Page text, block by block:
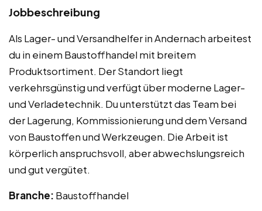
Jobbeschreibung
Als Lager- und Versandhelfer in Andernach arbeitest
du in einem Baustoffhandel mit breitem
Produktsortiment. Der Standort liegt
verkehrsgünstig und verfügt über moderne Lager-
und Verladetechnik. Du unterstützt das Team bei
der Lagerung, Kommissionierung und dem Versand
von Baustoffen und Werkzeugen. Die Arbeit ist
körperlich anspruchsvoll, aber abwechslungsreich
und gut vergütet.
Branche: Baustoffhandel